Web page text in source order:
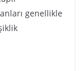
genellikle